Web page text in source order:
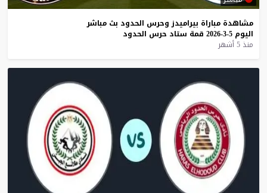
مشاهدة مباراة بيراميدز وحرس الحدود بث مباشر
اليوم 5-3-2026 قمة ستاد حرس الحدود
منذ 5 أشهر